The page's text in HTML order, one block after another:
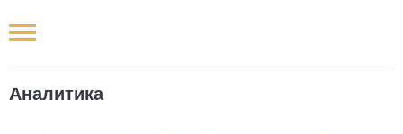
Аналитика
Новости РФ